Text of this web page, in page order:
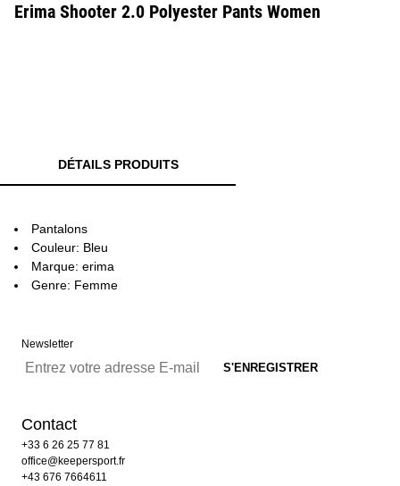
Erima Shooter 2.0 Polyester Pants Women
DÉTAILS PRODUITS
Pantalons
Couleur: Bleu
Marque: erima
Genre: Femme
Newsletter
Contact
+33 6 26 25 77 81
office@keepersport.fr
+43 676 7664611